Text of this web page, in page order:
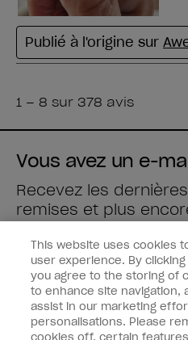
Vous avez un e-
Recevez les
remises et plus
Saisissez votre adresse e-mail *
Type de client
Consommateur
Professionnel
This website uses cookies
user experience. By clicking
you agree to the storing of
to enhance site navigation,
assist in our marketing
personalisations. Please
cookies off, certain